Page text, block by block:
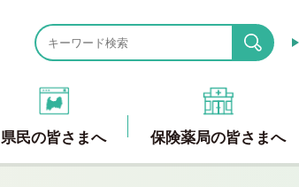
search
県民の皆さまへ 保険薬局の皆さまへ